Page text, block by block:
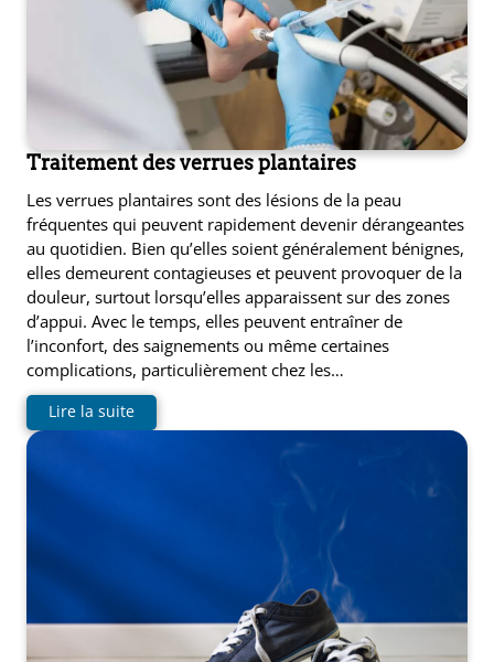
Traitement des verrues plantaires
Les verrues plantaires sont des lésions de la peau
fréquentes qui peuvent rapidement devenir dérangeantes
au quotidien. Bien qu’elles soient généralement bénignes,
elles demeurent contagieuses et peuvent provoquer de la
douleur, surtout lorsqu’elles apparaissent sur des zones
d’appui. Avec le temps, elles peuvent entraîner de
l’inconfort, des saignements ou même certaines
complications, particulièrement chez les…
Lire la suite